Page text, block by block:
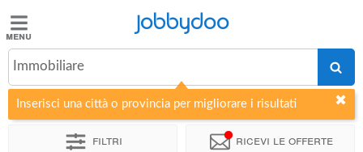
Jobbydoo
Offerte
di
lavoro
Jobbydoo
Immobiliare
Inserisci una città o provincia per migliorare i risultati
Filtri Ricevi le offerte